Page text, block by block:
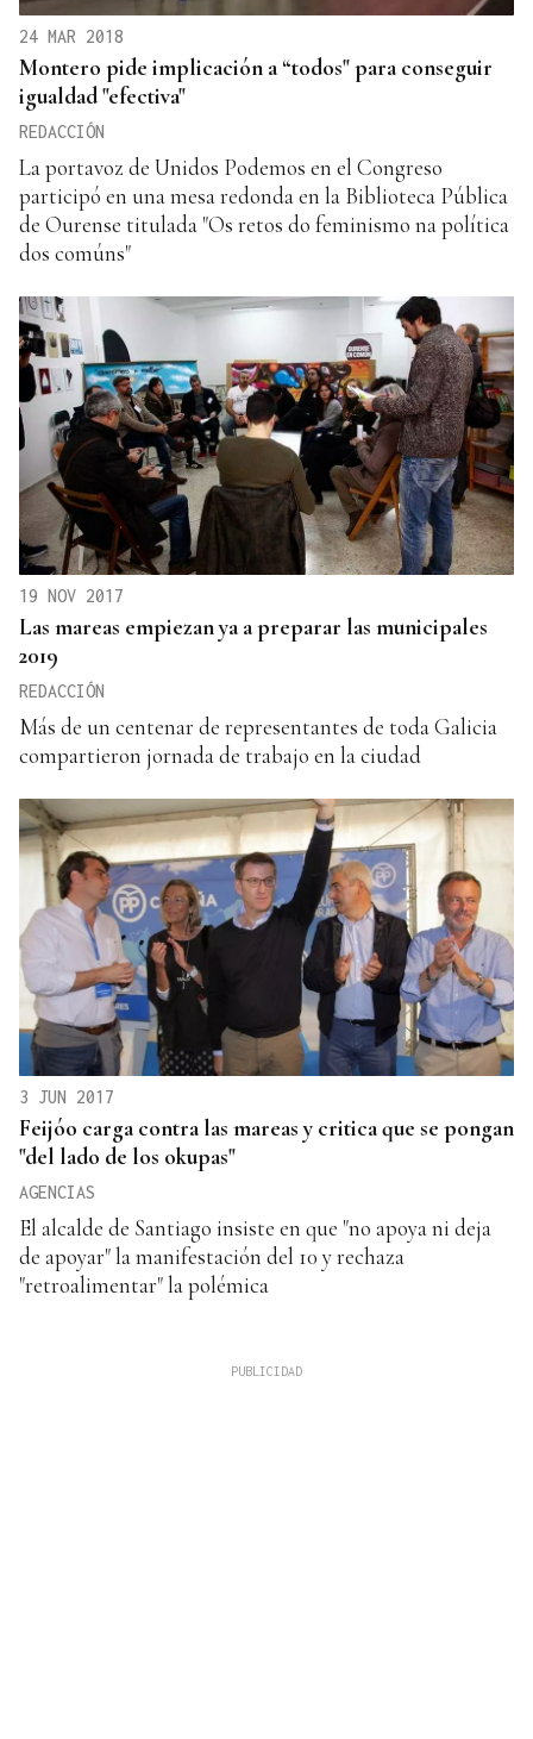
24 MAR 2018
Montero pide implicación a “todos" para conseguir
igualdad "efectiva"
REDACCIÓN
La portavoz de Unidos Podemos en el Congreso
participó en una mesa redonda en la Biblioteca Pública
de Ourense titulada "Os retos do feminismo na política
dos comúns"
19 NOV 2017
Las mareas empiezan ya a preparar las municipales
2019
REDACCIÓN
Más de un centenar de representantes de toda Galicia
compartieron jornada de trabajo en la ciudad
3 JUN 2017
Feijóo carga contra las mareas y critica que se pongan
"del lado de los okupas"
AGENCIAS
El alcalde de Santiago insiste en que "no apoya ni deja
de apoyar" la manifestación del 10 y rechaza
"retroalimentar" la polémica